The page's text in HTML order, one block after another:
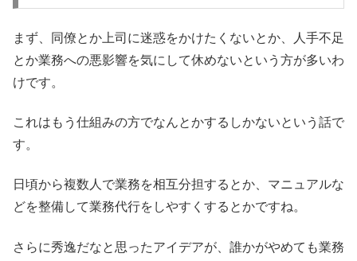
まず、同僚とか上司に迷惑をかけたくないとか、人手不足
とか業務への悪影響を気にして休めないという方が多いわ
けです。
これはもう仕組みの方でなんとかするしかないという話で
す。
日頃から複数人で業務を相互分担するとか、マニュアルな
どを整備して業務代行をしやすくするとかですね。
さらに秀逸だなと思ったアイデアが、誰かがやめても業務